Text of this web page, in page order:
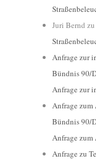
Juri Bernd zu
Anfrage zur
Bündnis 90/
Anfrage zur
Anfrage zum
Bündnis 90/
Anfrage zum
Anfrage zu